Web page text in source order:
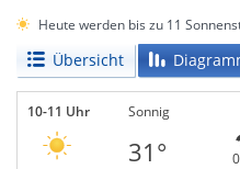
Heute werden bis zu 11
Übersicht
10-11 Uhr Sonnig
31°